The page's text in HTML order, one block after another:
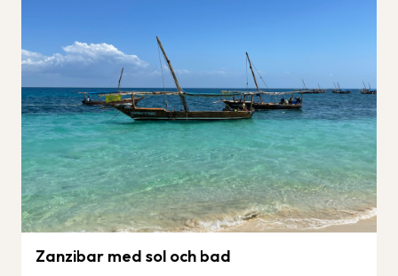
Zanzibar med sol och bad